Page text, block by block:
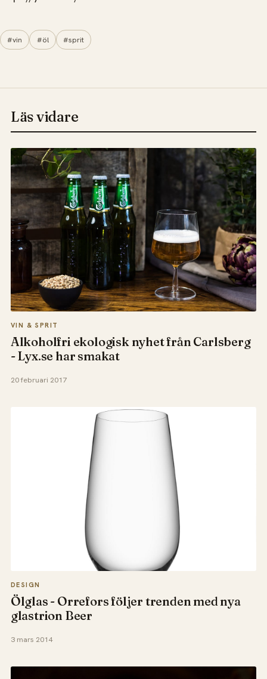
#vin #öl #sprit
Läs vidare
VIN & SPRIT
Alkoholfri ekologisk nyhet från Carlsberg
- Lyx.se har smakat
20 februari 2017
DESIGN
Ölglas - Orrefors följer trenden med nya
glastrion Beer
3 mars 2014